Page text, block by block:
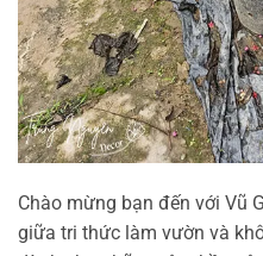
Chào mừng bạn đến với Vũ
giữa tri thức làm vườn và